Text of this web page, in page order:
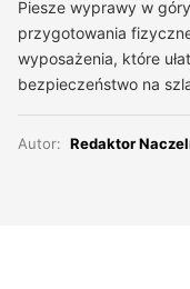
Piesze wyprawy w
przygotowania
wyposażenia, które
bezpieczeństwo na
Autor: Redaktor